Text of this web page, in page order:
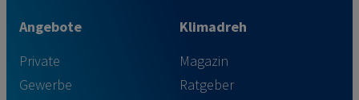
Angebote
Private
Gewerbe
Klimadreh
Magazin
Ratgeber